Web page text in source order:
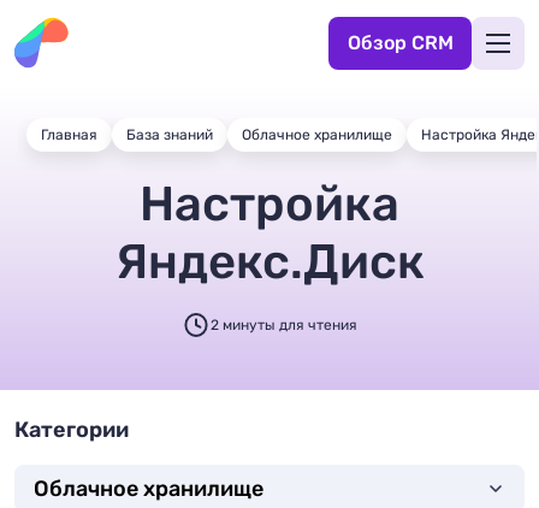
Обзор CRM
Главная База знаний Облачное хранилище Настройка
Настройка
Яндекс.Диск
2 минуты для чтения
Категории
Облачное хранилище